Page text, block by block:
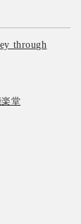
through
堂